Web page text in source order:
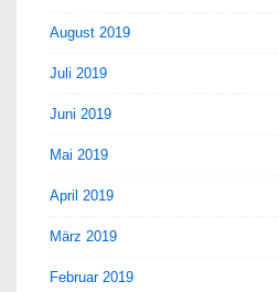
August 2019
Juli 2019
Juni 2019
Mai 2019
April 2019
März 2019
Februar 2019